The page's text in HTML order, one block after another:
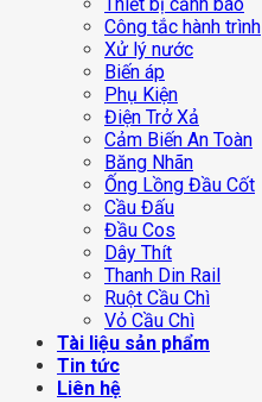
Thiết bị cảnh báo
Công tắc hành trình
Xử lý nước
Biến áp
Phụ Kiện
Điện Trở Xả
Cảm Biến An Toàn
Băng Nhãn
Ống Lồng Đầu Cốt
Cầu Đấu
Đầu Cos
Dây Thít
Thanh Din Rail
Ruột Cầu Chì
Vỏ Cầu Chì
Tài liệu sản phẩm
Tin tức
Liên hệ